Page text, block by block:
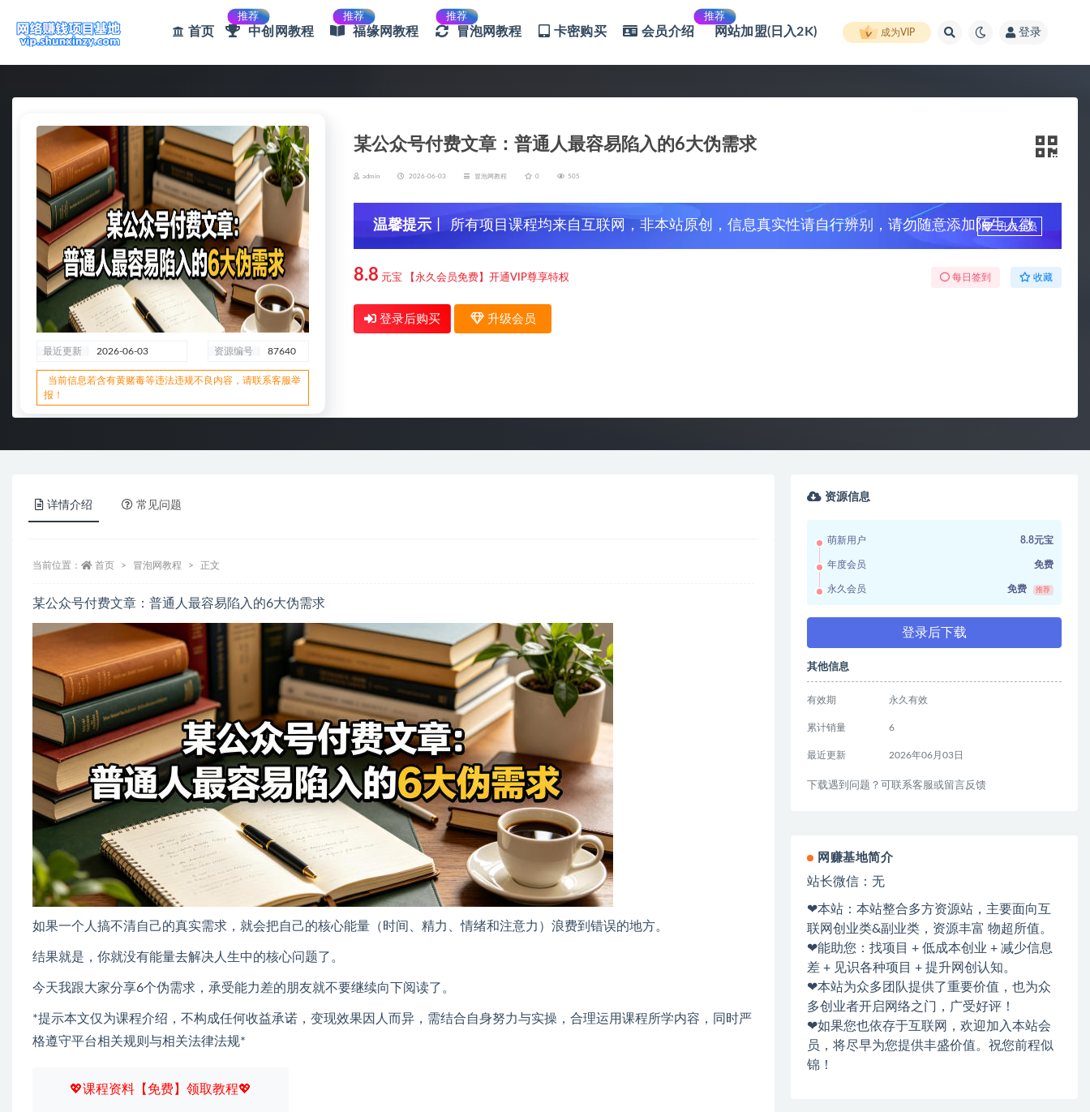
首页
推荐
中创网教程
推荐
福缘网教程
推荐
冒泡网教程 卡密购买 会员介绍
推荐
网站加盟(日入2K) 成为VIP 登录
最近更新 2026-06-03 资源编号 87640
当前信息若含有黄赌毒等违法违规不良内容，请联系客服举
报！
某公众号付费文章：普通人最容易陷入的6大伪需求
admin 2026-06-03 冒泡网教程 0 505
温馨提示 丨 所有项目课程均来自互联网，非本站原创，信息真实性请自行辨别，请勿随意添加陌生人微
信，谨防上当受骗！
升级会员
8.8 元宝 【永久会员免费】开通VIP尊享特权 每日签到 收藏
登录后购买 升级会员
详情介绍 常见问题
当前位置： 首页 冒泡网教程 正文
某公众号付费文章：普通人最容易陷入的6大伪需求
如果一个人搞不清自己的真实需求，就会把自己的核心能量（时间、精力、情绪和注意力）浪费到错误的地方。
结果就是，你就没有能量去解决人生中的核心问题了。
今天我跟大家分享6个伪需求，承受能力差的朋友就不要继续向下阅读了。
*提示本文仅为课程介绍，不构成任何收益承诺，变现效果因人而异，需结合自身努力与实操，合理运用课程所学内容，同时严
格遵守平台相关规则与相关法律法规*
💖课程资料【免费】领取教程💖
资源信息
萌新用户 8.8元宝
年度会员 免费
永久会员 免费 推荐
登录后下载
其他信息
有效期 永久有效
累计销量 6
最近更新 2026年06月03日
下载遇到问题？可联系客服或留言反馈
网赚基地简介
站长微信：无
❤本站：本站整合多方资源站，主要面向互
联网创业类&副业类，资源丰富 物超所值。
❤能助您：找项目 + 低成本创业 + 减少信息
差 + 见识各种项目 + 提升网创认知。
❤本站为众多团队提供了重要价值，也为众
多创业者开启网络之门，广受好评！
❤如果您也依存于互联网，欢迎加入本站会
员，将尽早为您提供丰盛价值。祝您前程似
锦！